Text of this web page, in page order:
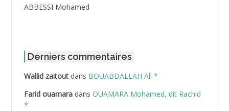
ABBESSI Mohamed
ABDAT Amar
ABDEDDAIM Hamid
ABDELAZIZ Mohamed
Derniers commentaires
Wallid zaitoutdans BOUABDALLAH Ali *
Farid ouamaradans OUAMARA Mohamed, dit Rachid
*